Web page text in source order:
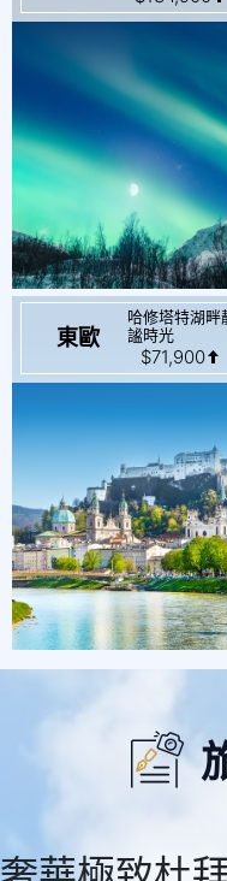
東歐
哈修塔特湖畔
謐時光
$71,900